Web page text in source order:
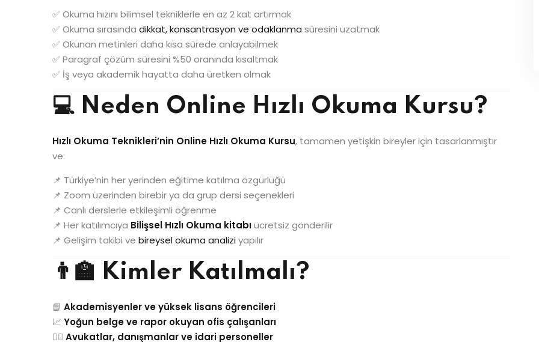
✅ Okuma hızını bilimsel tekniklerle en az 2 kat artırmak
✅ Okuma sırasında dikkat, konsantrasyon ve odaklanma süresini uzatmak
✅ Okunan metinleri daha kısa sürede anlayabilmek
✅ Paragraf çözüm süresini %50 oranında kısaltmak
✅ İş veya akademik hayatta daha üretken olmak
💻 Neden Online Hızlı Okuma Kursu?
Hızlı Okuma Teknikleri’nin Online Hızlı Okuma Kursu, tamamen yetişkin bireyler için tasarlanmıştır
ve:
📌 Türkiye’nin her yerinden eğitime katılma özgürlüğü
📌 Zoom üzerinden birebir ya da grup dersi seçenekleri
📌 Canlı derslerle etkileşimli öğrenme
📌 Her katılımcıya Bilişsel Hızlı Okuma kitabıücretsiz gönderilir
📌 Gelişim takibi ve bireysel okuma analiziyapılır
👨‍🏫 Kimler Katılmalı?
📘 Akademisyenler ve yüksek lisans öğrencileri
📈 Yoğun belge ve rapor okuyan ofis çalışanları
👨‍⚖️ Avukatlar, danışmanlar ve idari personeller